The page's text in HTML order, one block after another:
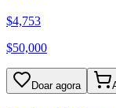
$4,753
$50,000
Doar agora